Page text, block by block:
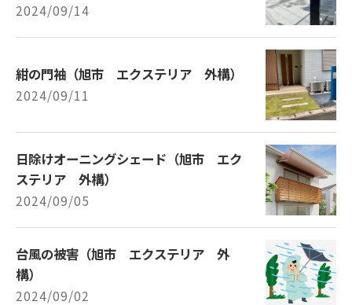
2024/09/14
紺の門袖（旭市 エクステリア 外構）
2024/09/11
日除けオーニングシェード（旭市 エク
ステリア 外構）
2024/09/05
台風の被害（旭市 エクステリア 外
構）
2024/09/02